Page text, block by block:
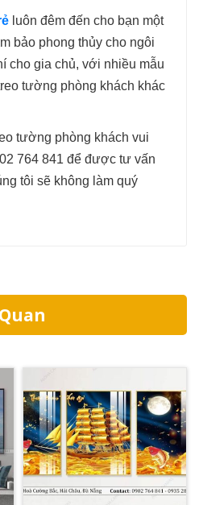
luôn đêm đến cho bạn một
bảo phong thủy cho ngôi
cho gia chủ, với nhiều mẫu
tường phòng khách khác
tường phòng khách vui
764 841 để được tư vấn
tôi sẽ không làm quý